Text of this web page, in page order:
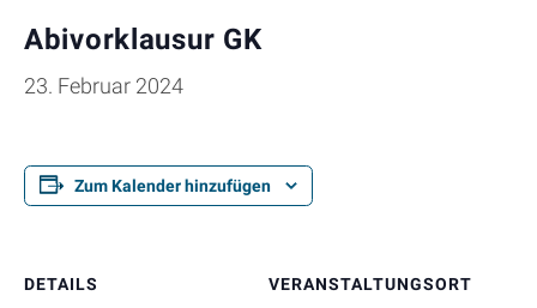
Abivorklausur GK
23. Februar 2024
Zum Kalender hinzufügen
DETAILS
VERANSTALTUNGSORT